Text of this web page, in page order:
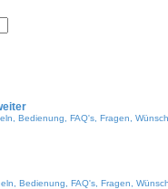
Bedienung, FAQ's, Fragen,
Bedienung, FAQ's, Fragen,